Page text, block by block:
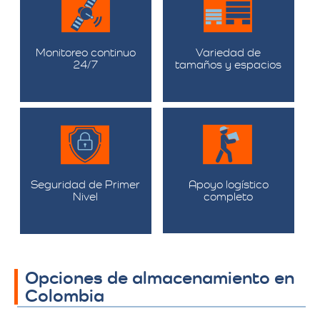
Monitoreo continuo
24/7
Variedad de
tamaños y espacios
Seguridad de Primer
Nivel
Apoyo logístico
completo
Opciones de almacenamiento en
Colombia